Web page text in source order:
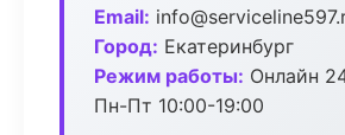
Email:
Город: Екатеринбург
Режим работы: Онлайн
Пн-Пт 10:00-19:00